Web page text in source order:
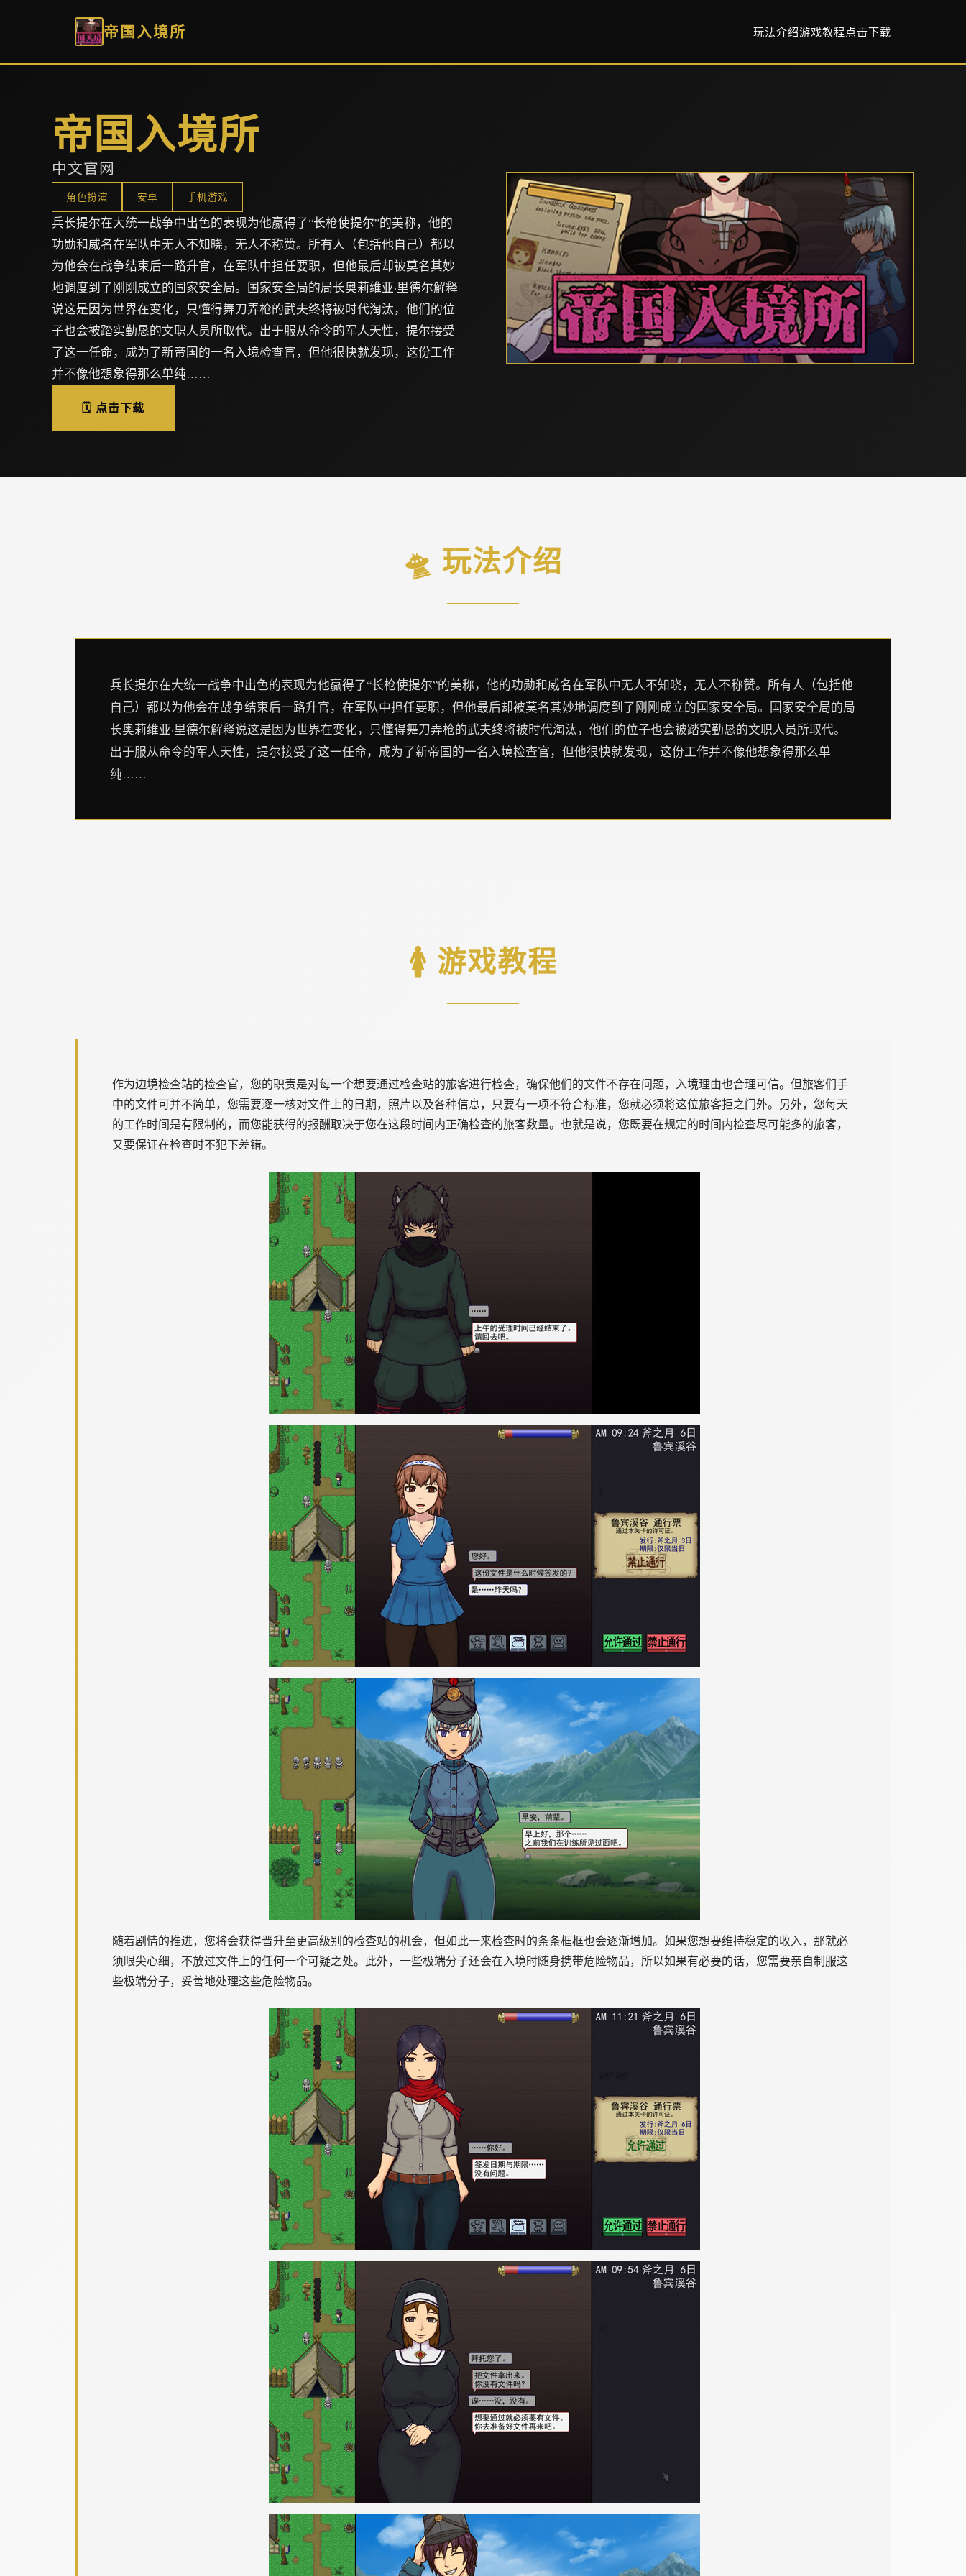
帝国入境所 玩法介绍游戏教程点击下载
帝国入境所
中文官网
角色扮演 安卓 手机游戏
兵长提尔在大统一战争中出色的表现为他赢得了“长枪使提尔”的美称，他的
功勋和威名在军队中无人不知晓，无人不称赞。所有人（包括他自己）都以
为他会在战争结束后一路升官，在军队中担任要职，但他最后却被莫名其妙
地调度到了刚刚成立的国家安全局。国家安全局的局长奥莉维亚·里德尔解释
说这是因为世界在变化，只懂得舞刀弄枪的武夫终将被时代淘汰，他们的位
子也会被踏实勤恳的文职人员所取代。出于服从命令的军人天性，提尔接受
了这一任命，成为了新帝国的一名入境检查官，但他很快就发现，这份工作
并不像他想象得那么单纯……
🗓️ 点击下载
🛸 玩法介绍
兵长提尔在大统一战争中出色的表现为他赢得了“长枪使提尔”的美称，他的功勋和威名在军队中无人不知晓，无人不称赞。所有人（包括他
自己）都以为他会在战争结束后一路升官，在军队中担任要职，但他最后却被莫名其妙地调度到了刚刚成立的国家安全局。国家安全局的局
长奥莉维亚·里德尔解释说这是因为世界在变化，只懂得舞刀弄枪的武夫终将被时代淘汰，他们的位子也会被踏实勤恳的文职人员所取代。
出于服从命令的军人天性，提尔接受了这一任命，成为了新帝国的一名入境检查官，但他很快就发现，这份工作并不像他想象得那么单
纯……
🚺 游戏教程
作为边境检查站的检查官，您的职责是对每一个想要通过检查站的旅客进行检查，确保他们的文件不存在问题，入境理由也合理可信。但旅客们手
中的文件可并不简单，您需要逐一核对文件上的日期，照片以及各种信息，只要有一项不符合标准，您就必须将这位旅客拒之门外。另外，您每天
的工作时间是有限制的，而您能获得的报酬取决于您在这段时间内正确检查的旅客数量。也就是说，您既要在规定的时间内检查尽可能多的旅客，
又要保证在检查时不犯下差错。
随着剧情的推进，您将会获得晋升至更高级别的检查站的机会，但如此一来检查时的条条框框也会逐渐增加。如果您想要维持稳定的收入，那就必
须眼尖心细，不放过文件上的任何一个可疑之处。此外，一些极端分子还会在入境时随身携带危险物品，所以如果有必要的话，您需要亲自制服这
些极端分子，妥善地处理这些危险物品。